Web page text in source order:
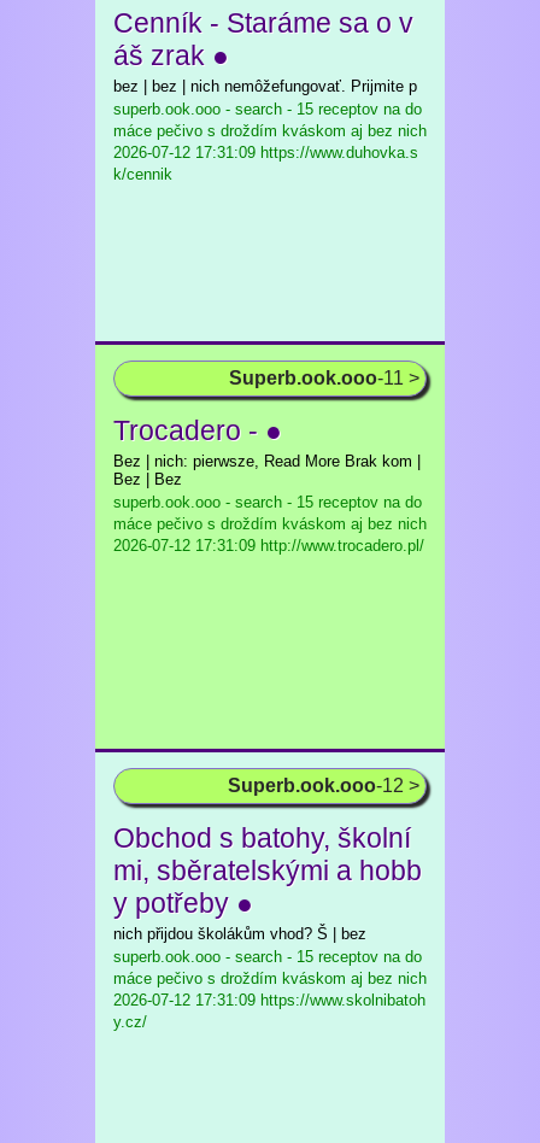
Cenník - Staráme sa o v
áš zrak ●
bez | bez | nich nemôžefungovať. Prijmite p
superb.ook.ooo - search - 15 receptov na do
máce pečivo s droždím kváskom aj bez nich
2026-07-12 17:31:09 https://www.duhovka.s
k/cennik
Superb.ook.ooo-11 >
Trocadero - ●
Bez | nich: pierwsze, Read More Brak kom |
Bez | Bez
superb.ook.ooo - search - 15 receptov na do
máce pečivo s droždím kváskom aj bez nich
2026-07-12 17:31:09 http://www.trocadero.pl/
Superb.ook.ooo-12 >
Obchod s batohy, školní
mi, sběratelskými a hobb
y potřeby ●
nich přijdou školákům vhod? Š | bez
superb.ook.ooo - search - 15 receptov na do
máce pečivo s droždím kváskom aj bez nich
2026-07-12 17:31:09 https://www.skolnibatoh
y.cz/